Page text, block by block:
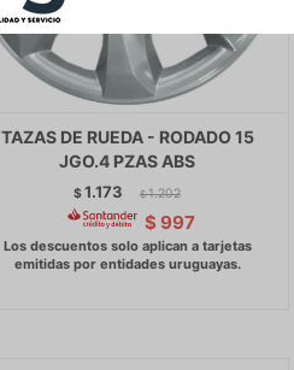
TAZAS DE RUEDA - RODADO 15
JGO.4 PZAS ABS
$1.173 $ 1.202
$ 997